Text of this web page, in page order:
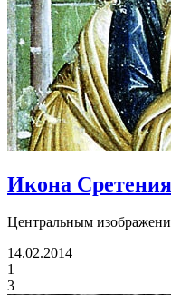
Икона
Центральным
14.02.2014
1
3